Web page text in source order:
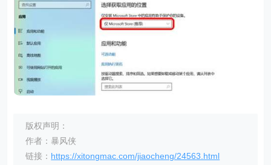
版权声明：
作者：暴风侠
链接： https://xitongmac.com/jiaocheng/24563.html